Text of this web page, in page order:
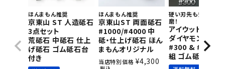
ほんまもん推奨
京東山 ST 人造砥石
3点セット
荒砥石 中砥石 仕上
げ砥石 ゴム砥石台
付き
ほんまもん推奨
京東山ST 両面砥石
#1000/#4000 中
砥・仕上げ砥石 ほん
まもんオリジナル
当店特別価格 ¥4,300
硬い刃先も短時間で
磨！
アイウッド 片面
ダイヤモンド砥石
#300 & #800 2
組 ゴム砥石台付